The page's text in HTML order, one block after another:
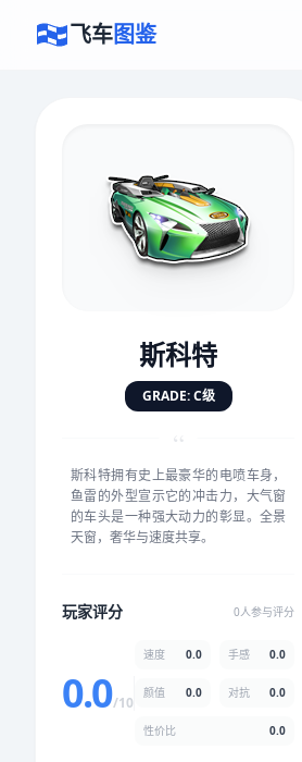
飞车图鉴
斯科特
GRADE: C级
“
斯科特拥有史上最豪华的电喷车身，
鱼雷的外型宣示它的冲击力，大气窗
的车头是一种强大动力的彰显。全景
天窗，奢华与速度共享。
玩家评分 0人参与评分
0.0/10
速度 0.0 手感 0.0
颜值 0.0 对抗 0.0
性价比 0.0
评价赛车
速度
对抗
★★★★★★
手感
★★★★★★★★★
★★★★
性价比
★★★ ★★